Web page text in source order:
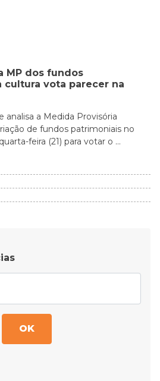
MP dos fundos
cultura vota parecer na
analisa a Medida Provisória
de fundos patrimoniais no
feira (21) para votar o ...
OK